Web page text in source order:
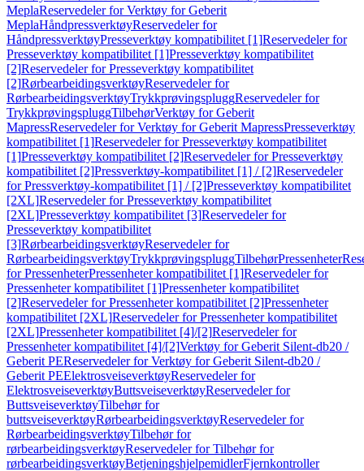
MeplaReservedeler for Verktøy for Geberit
MeplaHåndpressverktøyReservedeler for
HåndpressverktøyPresseverktøy kompatibilitet [1]Reservedeler for
Presseverktøy kompatibilitet [1]Presseverktøy kompatibilitet
[2]Reservedeler for Presseverktøy kompatibilitet
[2]RørbearbeidingsverktøyReservedeler for
RørbearbeidingsverktøyTrykkprøvingspluggReservedeler for
TrykkprøvingspluggTilbehørVerktøy for Geberit
MapressReservedeler for Verktøy for Geberit MapressPresseverktøy
kompatibilitet [1]Reservedeler for Presseverktøy kompatibilitet
[1]Presseverktøy kompatibilitet [2]Reservedeler for Presseverktøy
kompatibilitet [2]Pressverktøy-kompatibilitet [1] / [2]Reservedeler
for Pressverktøy-kompatibilitet [1] / [2]Presseverktøy kompatibilitet
[2XL]Reservedeler for Presseverktøy kompatibilitet
[2XL]Presseverktøy kompatibilitet [3]Reservedeler for
Presseverktøy kompatibilitet
[3]RørbearbeidingsverktøyReservedeler for
RørbearbeidingsverktøyTrykkprøvingspluggTilbehørPressenheter
for PressenheterPressenheter kompatibilitet [1]Reservedeler for
Pressenheter kompatibilitet [1]Pressenheter kompatibilitet
[2]Reservedeler for Pressenheter kompatibilitet [2]Pressenheter
kompatibilitet [2XL]Reservedeler for Pressenheter kompatibilitet
[2XL]Pressenheter kompatibilitet [4]/[2]Reservedeler for
Pressenheter kompatibilitet [4]/[2]Verktøy for Geberit Silent-db20 /
Geberit PEReservedeler for Verktøy for Geberit Silent-db20 /
Geberit PEElektrosveiseverktøyReservedeler for
ElektrosveiseverktøyButtsveiseverktøyReservedeler for
ButtsveiseverktøyTilbehør for
buttsveiseverktøyRørbearbeidingsverktøyReservedeler for
RørbearbeidingsverktøyTilbehør for
rørbearbeidingsverktøyReservedeler for Tilbehør for
rørbearbeidingsverktøyBetjeningshjelpemidlerFjernkontroller